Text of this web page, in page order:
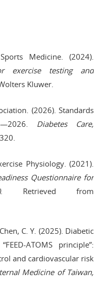
Medicine. (2024).
exercise testing and
Kluwer.
(2026). Standards
Diabetes Care,
Physiology. (2021).
Questionnaire for
. Retrieved from
C. Y. (2025). Diabetic
ATOMS principle”:
and cardiovascular risk
Medicine of Taiwan,